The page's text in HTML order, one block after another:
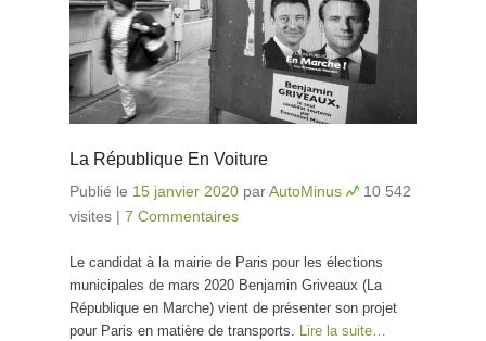
La République En Voiture
Publié le 15 janvier 2020 parAutoMinus
10 542
visites | 7 Commentaires
Le candidat à la mairie de Paris pour les élections
municipales de mars 2020 Benjamin Griveaux (La
République en Marche) vient de présenter son projet
pour Paris en matière de transports. Lire la suite…